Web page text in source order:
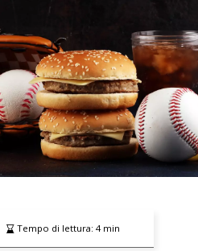
Tempo di lettura: 4min